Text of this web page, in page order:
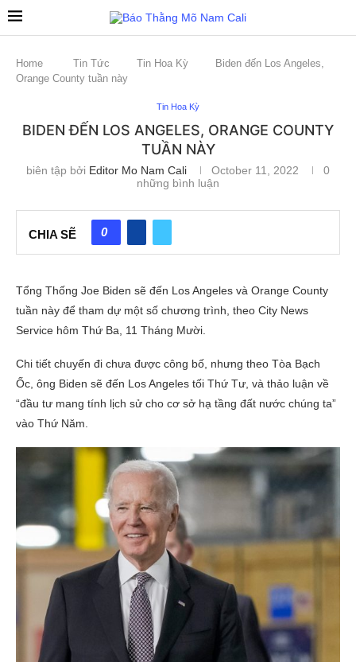
Home Tin Tức Tin Hoa Kỳ
Biden đến Los Angeles,
Orange County tuần này
Tin Hoa Kỳ
BIDEN ĐẾN LOS ANGELES, ORANGE COUNTY
TUẦN NÀY
biên tập bởi Editor Mo Nam Cali October 11, 2022
0
những bình luận
CHIA SẼ 0
Tổng Thống Joe Biden sẽ đến Los Angeles và Orange County
tuần này để tham dự một số chương trình, theo City News
Service hôm Thứ Ba, 11 Tháng Mười.
Chi tiết chuyến đi chưa được công bố, nhưng theo Tòa Bạch
Ốc, ông Biden sẽ đến Los Angeles tối Thứ Tư, và thảo luận về
“đầu tư mang tính lịch sử cho cơ sở hạ tầng đất nước chúng ta”
vào Thứ Năm.